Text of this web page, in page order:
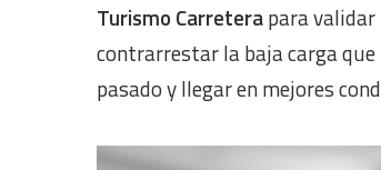
Turismo Carreterapara
contrarrestar la baja carga
pasado y llegar en mejores